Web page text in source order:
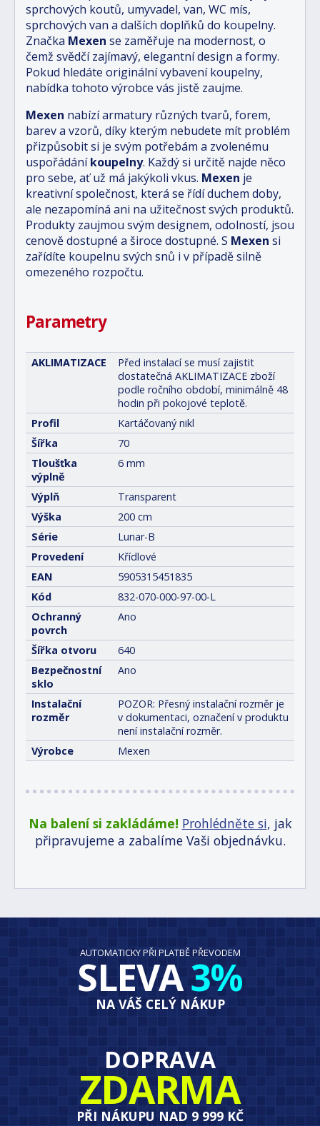
sprchových koutů, umyvadel, van, WC mís,
sprchových van a dalších doplňků do koupelny.
Značka Mexen se zaměřuje na modernost, o
čemž svědčí zajímavý, elegantní design a formy.
Pokud hledáte originální vybavení koupelny,
nabídka tohoto výrobce vás jistě zaujme.
Mexen nabízí armatury různých tvarů, forem,
barev a vzorů, díky kterým nebudete mít problém
přizpůsobit si je svým potřebám a zvolenému
uspořádáníkoupelny. Každý si určitě najde něco
pro sebe, ať už má jakýkoli vkus. Mexen je
kreativní společnost, která se řídí duchem doby,
ale nezapomíná ani na užitečnost svých produktů.
Produkty zaujmou svým designem, odolností, jsou
cenově dostupné a široce dostupné. S Mexen si
zařídíte koupelnu svých snů i v případě silně
omezeného rozpočtu.
Parametry
AKLIMATIZACE
Před instalací se musí zajistit
dostatečná AKLIMATIZACE zboží
podle ročního období, minimálně 48
hodin při pokojové teplotě.
Profil
Kartáčovaný nikl
Šířka
70
Tloušťka
výplně
6 mm
Výplň
Transparent
Výška
200 cm
Série
Lunar-B
Provedení
Křídlové
EAN
5905315451835
Kód
832-070-000-97-00-L
Ochranný
povrch
Ano
Šířka otvoru
640
Bezpečnostní
sklo
Ano
Instalační
rozměr
POZOR: Přesný instalační rozměr je
v dokumentaci, označení v produktu
není instalační rozměr.
Výrobce
Mexen
Na balení si zakládáme! Prohlédněte si, jak
připravujeme a zabalíme Vaši objednávku.
AUTOMATICKY PŘI PLATBĚ PŘEVODEM
SLEVA3%
NA VÁŠ CELÝ NÁKUP
DOPRAVA
ZDARMA
PŘI NÁKUPU NAD 9 999 KČ